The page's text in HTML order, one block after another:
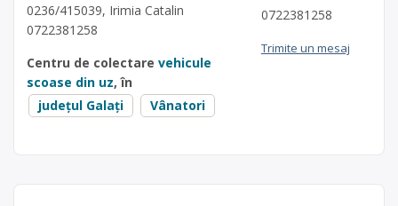
0236/415039, Irimia Catalin
0722381258
Centru de colectare vehicule
scoase din uz, în
județul Galați
Vânatori
0722381258
Trimite un mesaj